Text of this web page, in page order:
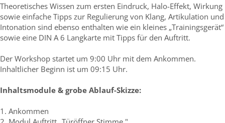
Theoretisches Wissen zum ersten Eindruck, Halo-Effekt, Wirkung
sowie einfache Tipps zur Regulierung von Klang, Artikulation und
Intonation sind ebenso enthalten wie ein kleines „Trainingsgerät“
sowie eine DIN A 6 Langkarte mit Tipps für den Auftritt.
Der Workshop startet um 9:00 Uhr mit dem Ankommen.
Inhaltlicher Beginn ist um 09:15 Uhr.
Inhaltsmodule & grobe Ablauf-Skizze:
1. Ankommen